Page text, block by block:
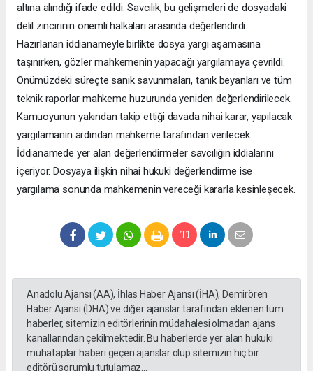
altına alındığı ifade edildi. Savcılık, bu gelişmeleri de dosyadaki
delil zincirinin önemli halkaları arasında değerlendirdi.
Hazırlanan iddianameyle birlikte dosya yargı aşamasına
taşınırken, gözler mahkemenin yapacağı yargılamaya çevrildi.
Önümüzdeki süreçte sanık savunmaları, tanık beyanları ve tüm
teknik raporlar mahkeme huzurunda yeniden değerlendirilecek.
Kamuoyunun yakından takip ettiği davada nihai karar, yapılacak
yargılamanın ardından mahkeme tarafından verilecek.
İddianamede yer alan değerlendirmeler savcılığın iddialarını
içeriyor. Dosyaya ilişkin nihai hukuki değerlendirme ise
yargılama sonunda mahkemenin vereceği kararla kesinleşecek.
Anadolu Ajansı (AA), İhlas Haber Ajansı (İHA), Demirören
Haber Ajansı (DHA) ve diğer ajanslar tarafından eklenen tüm
haberler, sitemizin editörlerinin müdahalesi olmadan ajans
kanallarından çekilmektedir. Bu haberlerde yer alan hukuki
muhataplar haberi geçen ajanslar olup sitemizin hiç bir
editörü sorumlu tutulamaz...